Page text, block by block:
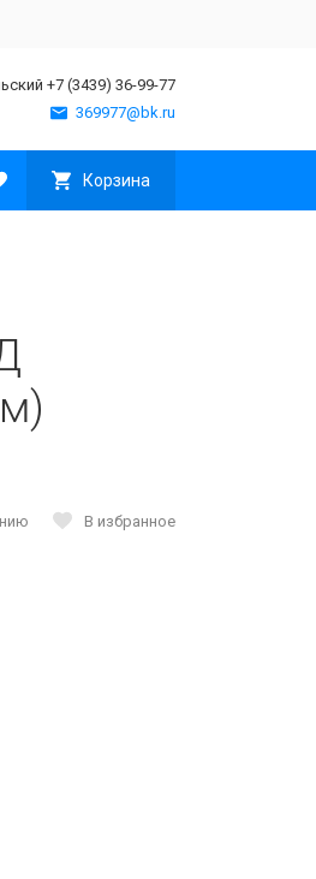
+7 (3439) 36-99-77
369977@bk.ru
Корзина
В избранное